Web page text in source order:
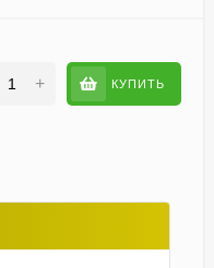
+ КУПИТЬ